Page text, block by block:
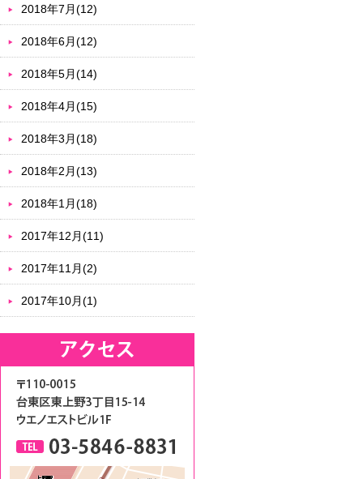
2018年7月(12)
2018年6月(12)
2018年5月(14)
2018年4月(15)
2018年3月(18)
2018年2月(13)
2018年1月(18)
2017年12月(11)
2017年11月(2)
2017年10月(1)